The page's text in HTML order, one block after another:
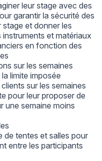
leur stage avec des
garantir la sécurité des
et donner les
et matériaux
en fonction des
sur les semaines
limite imposée
sur les semaines
pour leur proposer de
une semaine moins
de tentes et salles pour
entre les participants